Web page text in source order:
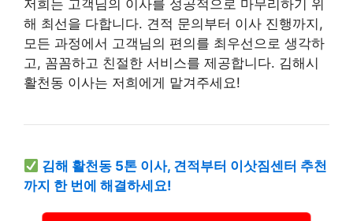
저희는 고객님의 이사를 성공적으로 마무리하기 위
해 최선을 다합니다. 견적 문의부터 이사 진행까지,
모든 과정에서 고객님의 편의를 최우선으로 생각하
고, 꼼꼼하고 친절한 서비스를 제공합니다. 김해시
활천동 이사는 저희에게 맡겨주세요!
김해 활천동 5톤 이사, 견적부터 이삿짐센터 추천
까지 한 번에 해결하세요!